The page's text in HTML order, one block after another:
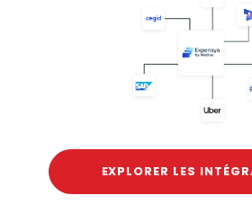
EXPLORER LES